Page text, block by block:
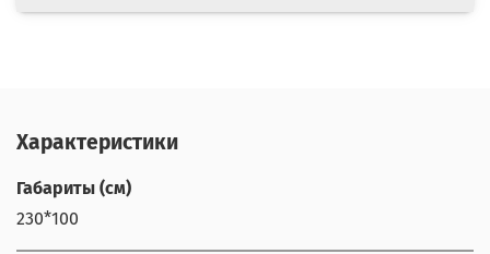
Характеристики
Габариты (см)
230*100